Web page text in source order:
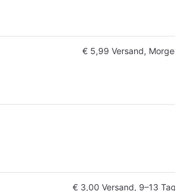
€ 5,99 Versand,
€ 3,00 Versand, 9–13